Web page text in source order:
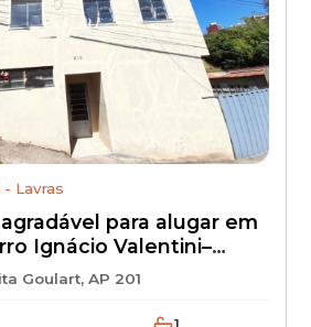
Lavras
Ignácio Valentini–
+ IPTU +
incêndio |
Goulart, AP 201